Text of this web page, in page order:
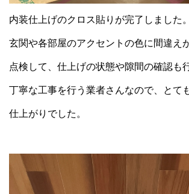
内装仕上げのクロス貼りが完了しました。
玄関や各部屋のアクセントの色に間違え
点検して、仕上げの状態や隙間の確認も
丁寧な工事を行う業者さんなので、とて
仕上がりでした。